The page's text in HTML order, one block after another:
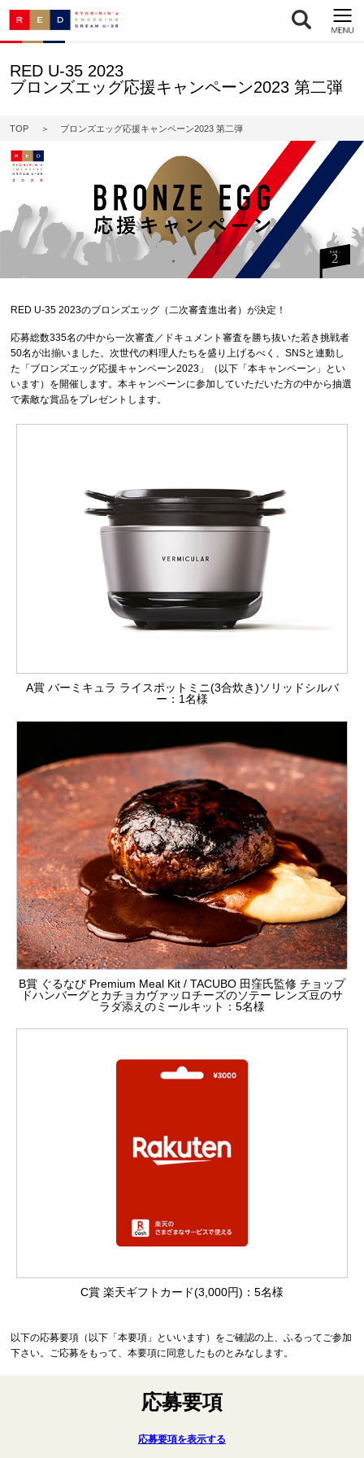
RED U-35 2023
ブロンズエッグ応援キャンペーン2023 第二弾
TOP ブロンズエッグ応援キャンペーン2023 第二弾
RED U-35 2023のブロンズエッグ（二次審査進出者）が決定！
応募総数335名の中から一次審査／ドキュメント審査を勝ち抜いた若き挑戦者
50名が出揃いました。次世代の料理人たちを盛り上げるべく、SNSと連動し
た「ブロンズエッグ応援キャンペーン2023」（以下「本キャンペーン」とい
います）を開催します。本キャンペーンに参加していただいた方の中から抽選
で素敵な賞品をプレゼントします。
A賞 バーミキュラ ライスポットミニ(3合炊き)ソリッドシルバ
ー：1名様
B賞 ぐるなび Premium Meal Kit / TACUBO 田窪氏監修 チョップ
ドハンバーグとカチョカヴァッロチーズのソテー レンズ豆のサ
ラダ添えのミールキット：5名様
C賞 楽天ギフトカード(3,000円)：5名様
以下の応募要項（以下「本要項」といいます）をご確認の上、ふるってご参加
下さい。ご応募をもって、本要項に同意したものとみなします。
応募要項
応募要項を表示する